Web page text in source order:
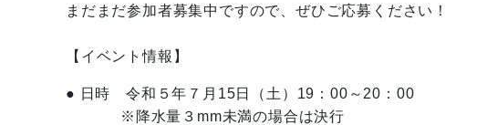
まだまだ参加者募集中ですので、ぜひご応募ください！
【イベント情報】
● 日時 令和５年７月15日（土）19：00～20：00
※降水量３mm未満の場合は決行